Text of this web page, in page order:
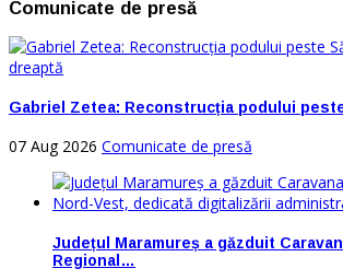
Comunicate de presă
Gabriel Zetea: Reconstrucția podului
07 Aug 2026 Comunicate de presă
Județul Maramureș a găzduit
Regional…